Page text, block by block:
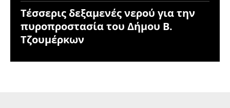
Τέσσερις δεξαμενές νερού για την
πυροπροστασία του Δήμου Β.
Τζουμέρκων